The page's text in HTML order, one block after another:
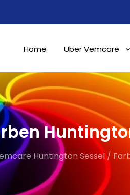
Home Über Vemcare
Huntington Sessel/